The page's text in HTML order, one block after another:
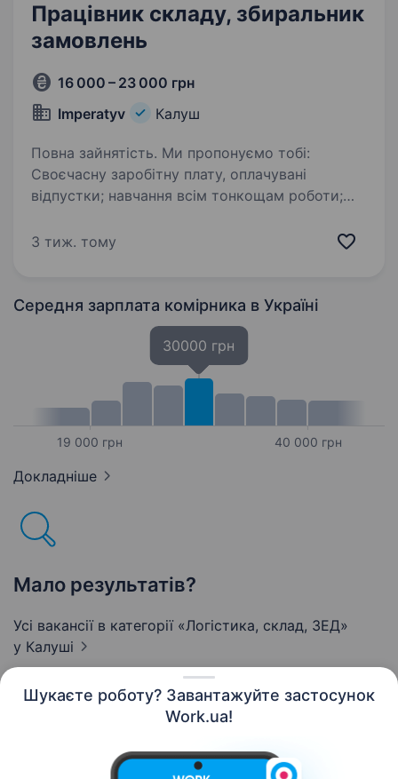
Шукаєте роботу? Завантажуйте застосунок
Work.ua!
Працівник складу, збиральник
замовлень
16 000 – 23 000 грн
Imperatyv
Калуш
Повна зайнятість. Ми пропонуємо тобі:
Своєчасну заробітну плату, оплачувані
відпустки; навчання всім тонкощам роботи;
зростання; ЗАБЕЗПЕЧУЄМО ЖИТЛОМ НА
3 тиж. тому
Середня зарплата комірника в Україні
19 000 грн
30000 грн
40 000 грн
Докладніше
Мало результатів?
Усі вакансії в категорії «Логістика, склад, ЗЕД»
у Калуші